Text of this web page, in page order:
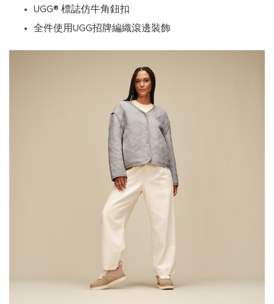
UGG® 標誌仿牛角鈕扣
全件使用UGG招牌編織滾邊裝飾